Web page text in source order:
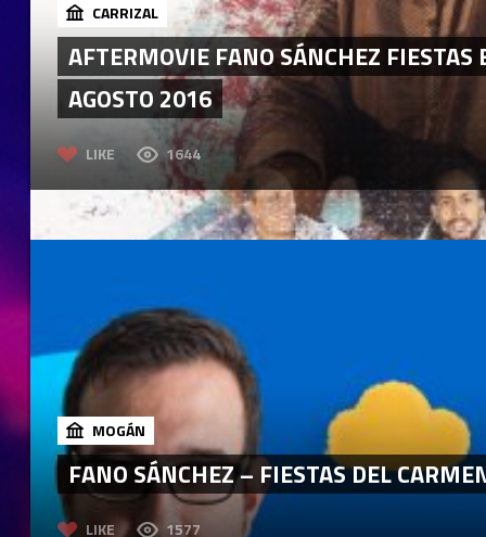
CARRIZAL
AFTERMOVIE FANO SÁNCHEZ FIESTAS
AGOSTO 2016
LIKE 1644
MOGÁN
FANO SÁNCHEZ – FIESTAS DEL
LIKE 1577